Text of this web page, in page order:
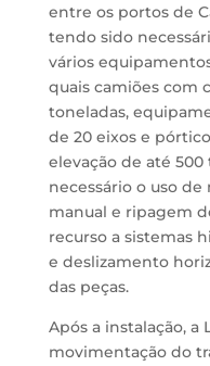
entre os portos de
tendo sido
vários
quais camiões com
toneladas,
de 20 eixos e
elevação de até
necessário o uso
manual e ripagem
recurso a sistemas
e deslizamento
das peças.
Após a instalação, a
movimentação do